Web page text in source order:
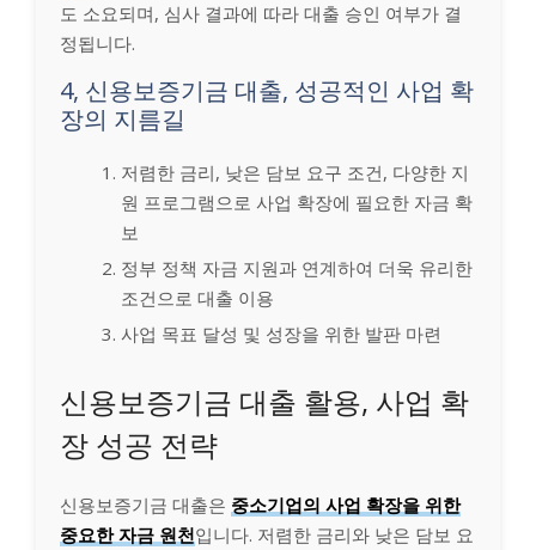
도 소요되며, 심사 결과에 따라 대출 승인 여부가 결
정됩니다.
4, 신용보증기금 대출, 성공적인 사업 확
장의 지름길
저렴한 금리, 낮은 담보 요구 조건, 다양한 지
원 프로그램으로 사업 확장에 필요한 자금 확
보
정부 정책 자금 지원과 연계하여 더욱 유리한
조건으로 대출 이용
사업 목표 달성 및 성장을 위한 발판 마련
신용보증기금 대출 활용, 사업 확
장 성공 전략
신용보증기금 대출은 중소기업의 사업 확장을 위한
중요한 자금 원천입니다. 저렴한 금리와 낮은 담보 요